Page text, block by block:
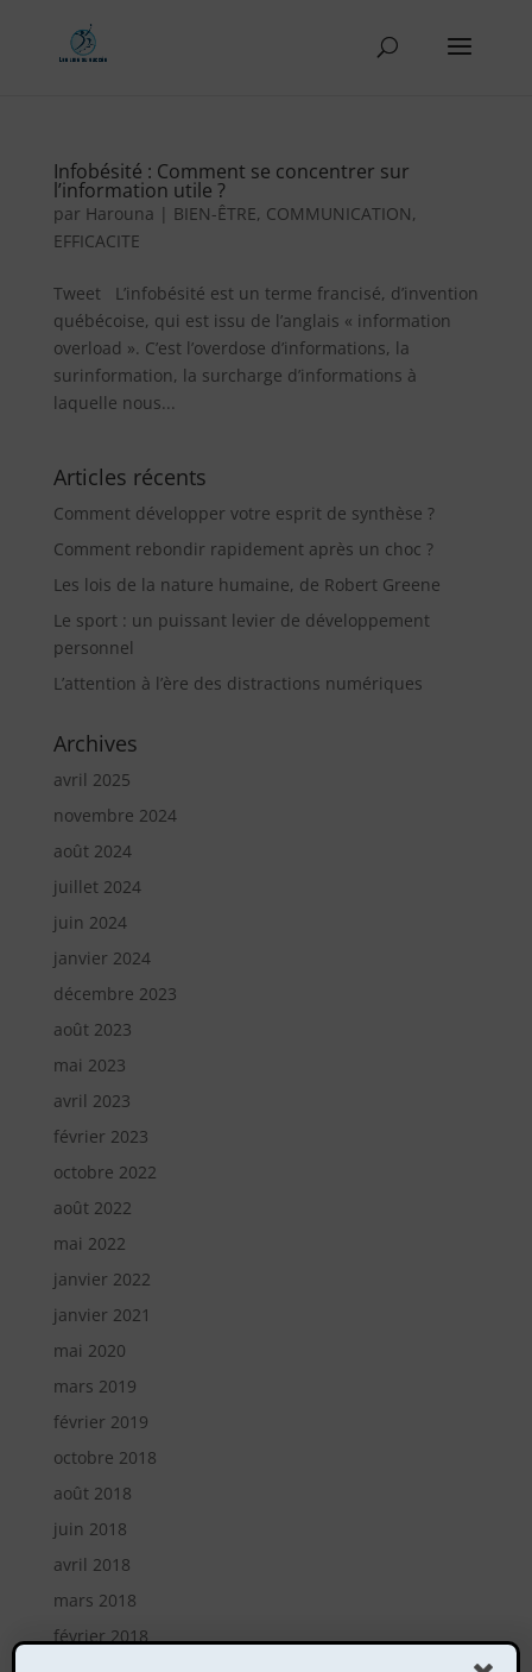
Infobésité : Comment se concentrer sur
l’information utile ?
par Harouna | BIEN-ÊTRE, COMMUNICATION,
EFFICACITE
Tweet L’infobésité est un terme francisé, d’invention
québécoise, qui est issu de l’anglais « information
overload ». C’est l’overdose d’informations, la
surinformation, la surcharge d’informations à
laquelle nous...
Articles récents
Comment développer votre esprit de synthèse ?
Comment rebondir rapidement après un choc ?
Les lois de la nature humaine, de Robert Greene
Le sport : un puissant levier de développement
personnel
L’attention à l’ère des distractions numériques
Archives
avril 2025
novembre 2024
août 2024
juillet 2024
juin 2024
janvier 2024
décembre 2023
août 2023
mai 2023
avril 2023
février 2023
octobre 2022
août 2022
mai 2022
janvier 2022
janvier 2021
mai 2020
mars 2019
février 2019
octobre 2018
août 2018
juin 2018
avril 2018
mars 2018
février 2018